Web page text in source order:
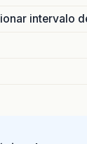
intervalo